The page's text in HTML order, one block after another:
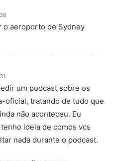
o aeroporto de Sydney
um podcast sobre os
oficial, tratando de tudo que
não aconteceu. Eu
ideia de comos vcs
nada durante o podcast.